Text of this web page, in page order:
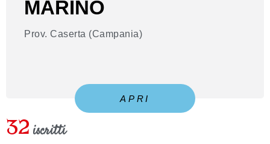
MARINO
Prov. Caserta (Campania)
APRI
32 iscritti